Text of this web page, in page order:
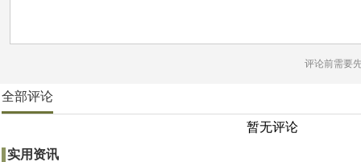
评论前需要
全部评论
暂无评论
实用资讯